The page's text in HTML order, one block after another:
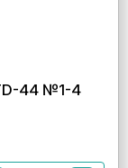
44 №1-4